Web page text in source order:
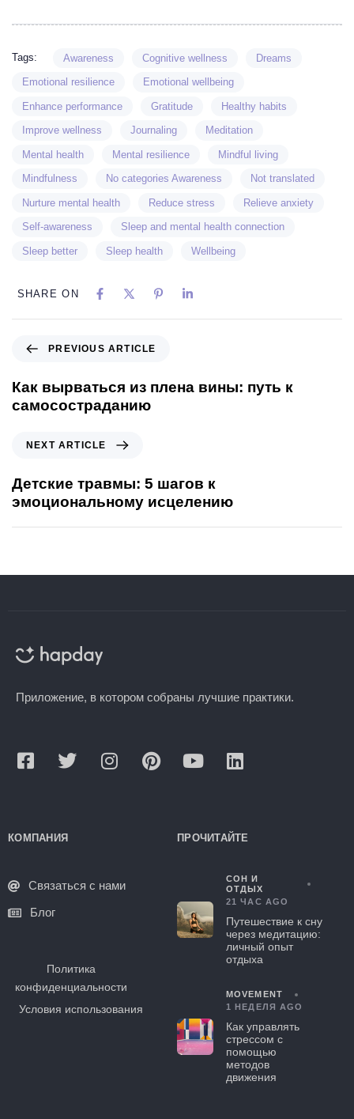
Tags: Awareness Cognitive wellness Dreams
Emotional resilience Emotional wellbeing
Enhance performance Gratitude Healthy habits
Improve wellness Journaling Meditation
Mental health Mental resilience Mindful living
Mindfulness No categories Awareness Not translated
Nurture mental health Reduce stress Relieve anxiety
Self-awareness Sleep and mental health connection
Sleep better Sleep health Wellbeing
SHARE ON
PREVIOUS ARTICLE
Как вырваться из плена вины: путь к
самосостраданию
NEXT ARTICLE
Детские травмы: 5 шагов к
эмоциональному исцелению
Приложение, в котором собраны лучшие практики.
КОМПАНИЯ
Связаться с нами
Блог
Политика
конфиденциальности
Условия использования
ПРОЧИТАЙТЕ
СОН И
ОТДЫХ
21 ЧАС AGO
Путешествие к сну
через медитацию:
личный опыт
отдыха
MOVEMENT
1 НЕДЕЛЯ AGO
Как управлять
стрессом с
помощью
методов
движения